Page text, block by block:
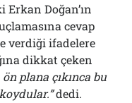
Doğan’ın
cevap
verdiği ifadelere
dikkat çeken
ön plana çıkınca bu
dedi.